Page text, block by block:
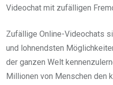
Videochat mit zufälligen
Zufällige Online-Videochats
und lohnendsten
der ganzen Welt
Millionen von Menschen den